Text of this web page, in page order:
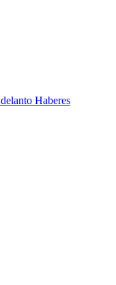
Haberes